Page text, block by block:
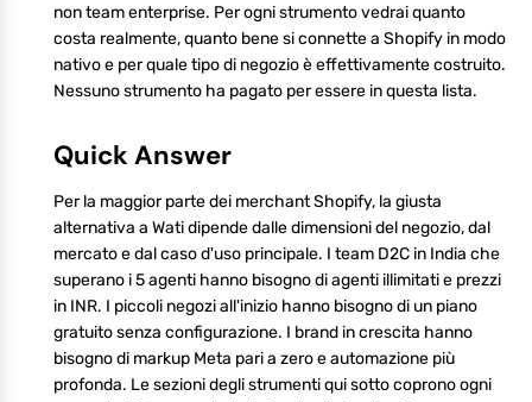
non team enterprise. Per ogni strumento vedrai quanto
costa realmente, quanto bene si connette a Shopify in modo
nativo e per quale tipo di negozio è effettivamente costruito.
Nessuno strumento ha pagato per essere in questa lista.
Quick Answer
Per la maggior parte dei merchant Shopify, la giusta
alternativa a Wati dipende dalle dimensioni del negozio, dal
mercato e dal caso d'uso principale. I team D2C in India che
superano i 5 agenti hanno bisogno di agenti illimitati e prezzi
in INR. I piccoli negozi all'inizio hanno bisogno di un piano
gratuito senza configurazione. I brand in crescita hanno
bisogno di markup Meta pari a zero e automazione più
profonda. Le sezioni degli strumenti qui sotto coprono ogni